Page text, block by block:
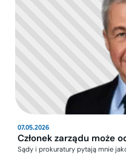
07.05.2026
Członek zarządu może
Sądy i prokuratury pytają mnie